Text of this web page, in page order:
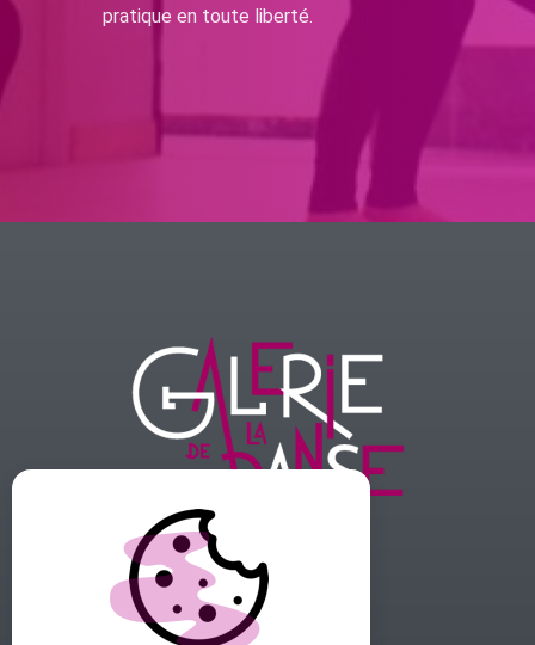
pratique en toute liberté.
GALERIE DE LA DANSE